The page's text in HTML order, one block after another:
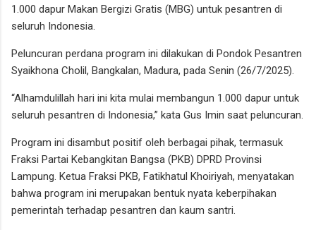
1.000 dapur Makan Bergizi Gratis (MBG) untuk pesantren di
seluruh Indonesia.
Peluncuran perdana program ini dilakukan di Pondok Pesantren
Syaikhona Cholil, Bangkalan, Madura, pada Senin (26/7/2025).
“Alhamdulillah hari ini kita mulai membangun 1.000 dapur untuk
seluruh pesantren di Indonesia,” kata Gus Imin saat peluncuran.
Program ini disambut positif oleh berbagai pihak, termasuk
Fraksi Partai Kebangkitan Bangsa (PKB) DPRD Provinsi
Lampung. Ketua Fraksi PKB, Fatikhatul Khoiriyah, menyatakan
bahwa program ini merupakan bentuk nyata keberpihakan
pemerintah terhadap pesantren dan kaum santri.